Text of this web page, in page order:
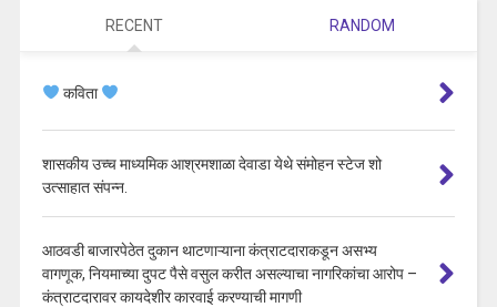
RECENT RANDOM
कविता
शासकीय उच्च माध्यमिक आश्रमशाळा देवाडा येथे संमोहन स्टेज शो
उत्साहात संपन्न.
आठवडी बाजारपेठेत दुकान थाटणाऱ्याना कंत्राटदाराकडून असभ्य
वागणूक, नियमाच्या दुपट पैसे वसुल करीत असल्याचा नागरिकांचा आरोप –
कंत्राटदारावर कायदेशीर कारवाई करण्याची मागणी